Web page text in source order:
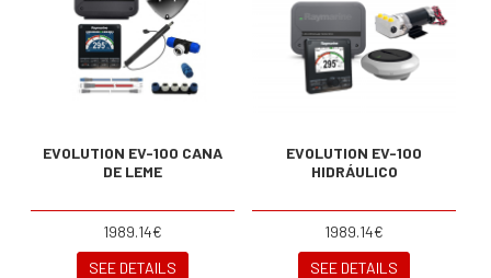
EVOLUTION EV-100 CANA
DE LEME
1989.14€
SEE DETAILS
EVOLUTION EV-100
HIDRÁULICO
1989.14€
SEE DETAILS